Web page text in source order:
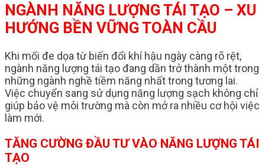
NGÀNH NĂNG LƯỢNG TÁI TẠO – XU
HƯỚNG BỀN VỮNG TOÀN CẦU
Khi mối đe dọa từ biến đổi khí hậu ngày càng rõ rệt,
ngành năng lượng tái tạo đang dần trở thành một trong
những ngành nghề tiềm năng nhất trong tương lai.
Việc chuyển sang sử dụng năng lượng sạch không chỉ
giúp bảo vệ môi trường mà còn mở ra nhiều cơ hội việc
làm mới.
TĂNG CƯỜNG ĐẦU TƯ VÀO NĂNG LƯỢNG TÁI
TẠO